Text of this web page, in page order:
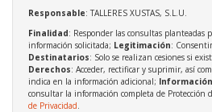
Responsable: TALLERES XUSTAS, S.L.U.
Finalidad: Responder las consultas planteadas
información solicitada; Legitimación:
Destinatarios: Solo se realizan cesiones si
Derechos: Acceder, rectificar y suprimir, así
indica en la información adicional;
consultar la información completa de Protección
de Privacidad.